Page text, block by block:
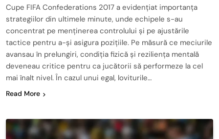
Cupe FIFA Confederations 2017 a evidențiat importanța
strategiilor din ultimele minute, unde echipele s-au
concentrat pe menținerea controlului și pe ajustările
tactice pentru a-și asigura pozițiile. Pe măsură ce meciurile
avansau în prelungiri, condiția fizică și reziliența mentală
deveneau critice pentru ca jucătorii să performeze la cel
mai înalt nivel. În cazul unui egal, loviturile…
Read More